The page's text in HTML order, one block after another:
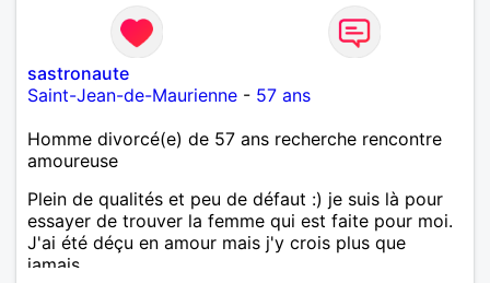
sastronaute
Saint-Jean-de-Maurienne - 57 ans
Homme divorcé(e) de 57 ans recherche rencontre
amoureuse
Plein de qualités et peu de défaut :) je suis là pour
essayer de trouver la femme qui est faite pour moi.
J'ai été déçu en amour mais j'y crois plus que
jamais.